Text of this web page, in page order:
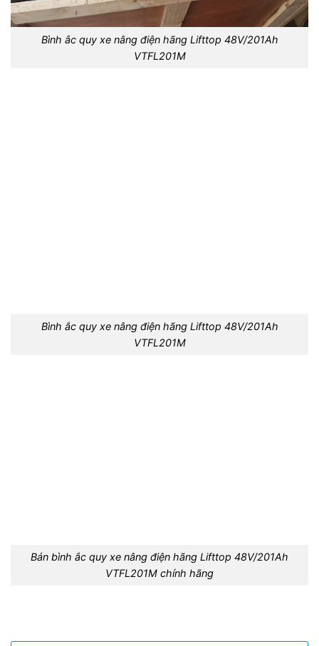
Bình ắc quy xe nâng điện hãng Lifttop 48V/201Ah
VTFL201M
Bình ắc quy xe nâng điện hãng Lifttop 48V/201Ah
VTFL201M
Bán bình ắc quy xe nâng điện hãng Lifttop 48V/201Ah
VTFL201M chính hãng